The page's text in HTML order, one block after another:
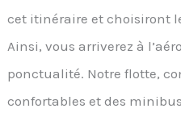
cet itinéraire et choisiront
Ainsi, vous arriverez à
ponctualité. Notre flotte,
confortables et des